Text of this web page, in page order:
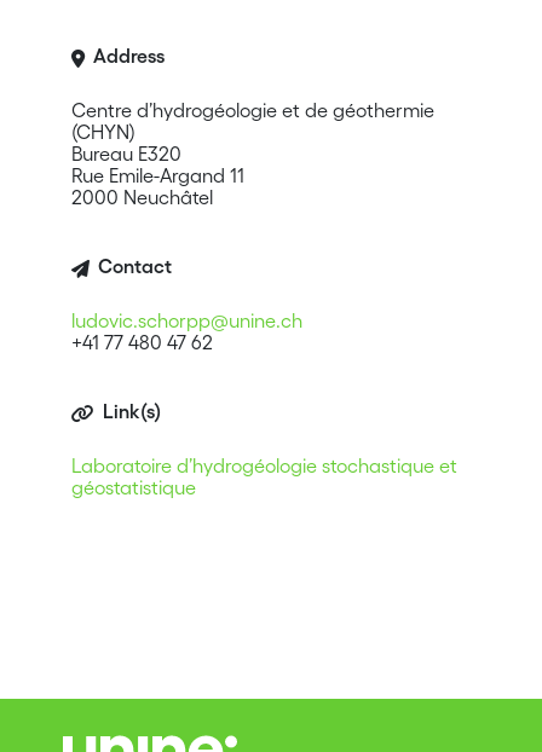
Address
Centre d’hydrogéologie et de géothermie
(CHYN)
Bureau E320
Rue Emile-Argand 11
2000 Neuchâtel
Contact
ludovic.schorpp@unine.ch
+41 77 480 47 62
Link(s)
Laboratoire d’hydrogéologie stochastique et
géostatistique